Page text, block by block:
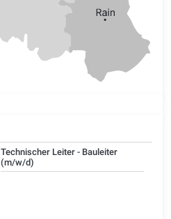
Technischer Leiter - Bauleiter
(m/w/d)